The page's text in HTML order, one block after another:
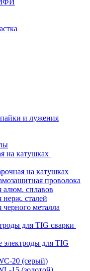
и лужения
на катушках
на катушках
проволока
алюм. сплавов
нерж. сталей
металла
для TIG сварки
для TIG
20 (серый)